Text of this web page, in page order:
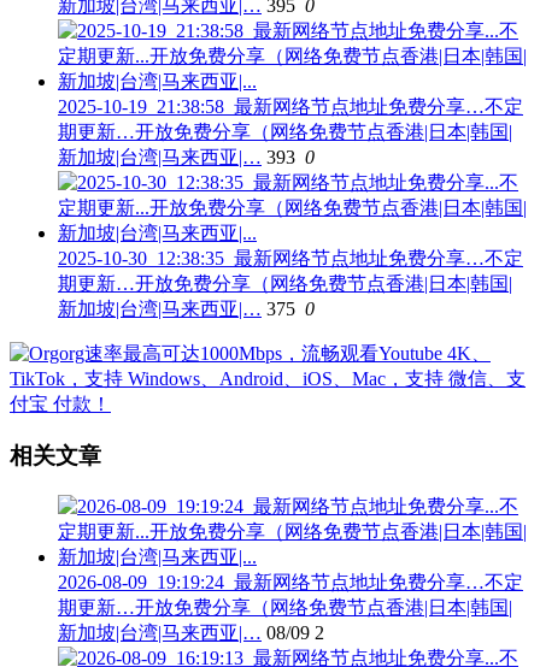
新加坡|台湾|马来西亚|… 395 0
2025-10-19_21:38:58_最新网络节点地址免费分享…不定
期更新…开放免费分享（网络免费节点香港|日本|韩国|
新加坡|台湾|马来西亚|… 393 0
2025-10-30_12:38:35_最新网络节点地址免费分享…不定
期更新…开放免费分享（网络免费节点香港|日本|韩国|
新加坡|台湾|马来西亚|… 375 0
相关文章
2026-08-09_19:19:24_最新网络节点地址免费分享…不定
期更新…开放免费分享（网络免费节点香港|日本|韩国|
新加坡|台湾|马来西亚|… 08/09 2